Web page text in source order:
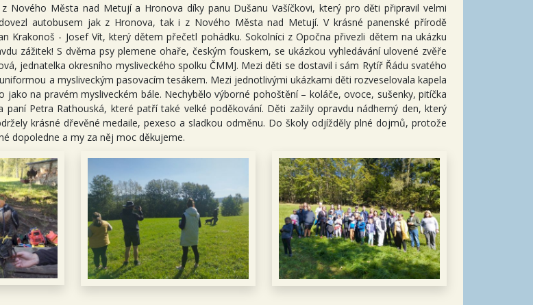
Nového Města nad Metují a Hronova díky panu Dušanu Vašíčkovi, který pro děti připravil velmi
autobusem jak z Hronova, tak i z Nového Města nad Metují. V krásné panenské přírodě
Krakonoš - Josef Vít, který dětem přečetl pohádku. Sokolníci z Opočna přivezli dětem na ukázku
zážitek! S dvěma psy plemene ohaře, českým fouskem, se ukázkou vyhledávání ulovené zvěře
jednatelka okresního mysliveckého spolku ČMMJ. Mezi děti se dostavil i sám Rytíř Řádu svatého
a mysliveckým pasovacím tesákem. Mezi jednotlivými ukázkami děti rozveselovala kapela
na pravém mysliveckém bále. Nechybělo výborné pohoštění – koláče, ovoce, sušenky, pitíčka
Petra Rathouská, které patří také velké poděkování. Děti zažily opravdu nádherný den, který
krásné dřevěné medaile, pexeso a sladkou odměnu. Do školy odjížděly plné dojmů, protože
dopoledne a my za něj moc děkujeme.